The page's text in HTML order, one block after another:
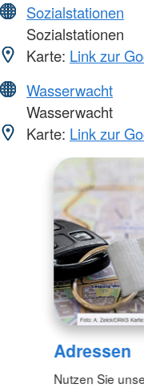
Sozialstationen
Sozialstationen
Karte: Link zur
Wasserwacht
Wasserwacht
Karte: Link zur
Adressen
Nutzen Sie